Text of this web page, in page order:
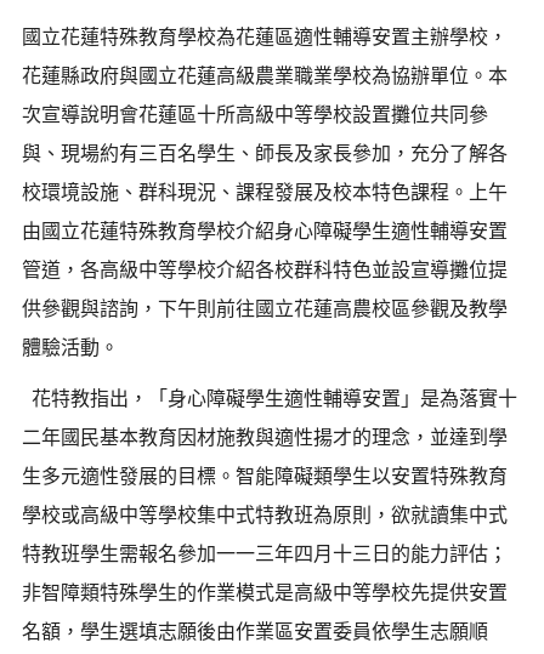
國立花蓮特殊教育學校為花蓮區適性輔導安置主辦學校，
花蓮縣政府與國立花蓮高級農業職業學校為協辦單位。本
次宣導說明會花蓮區十所高級中等學校設置攤位共同參
與、現場約有三百名學生、師長及家長參加，充分了解各
校環境設施、群科現況、課程發展及校本特色課程。上午
由國立花蓮特殊教育學校介紹身心障礙學生適性輔導安置
管道，各高級中等學校介紹各校群科特色並設宣導攤位提
供參觀與諮詢，下午則前往國立花蓮高農校區參觀及教學
體驗活動。
花特教指出，「身心障礙學生適性輔導安置」是為落實十
二年國民基本教育因材施教與適性揚才的理念，並達到學
生多元適性發展的目標。智能障礙類學生以安置特殊教育
學校或高級中等學校集中式特教班為原則，欲就讀集中式
特教班學生需報名參加一一三年四月十三日的能力評估；
非智障類特殊學生的作業模式是高級中等學校先提供安置
名額，學生選填志願後由作業區安置委員依學生志願順